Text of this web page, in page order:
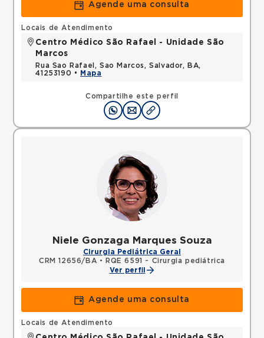
Agende uma consulta
Compartilhe este perfil
Locais de Atendimento
Centro Médico São Rafael - Unidade São
Marcos
Rua Sao Rafael, Sao Marcos, Salvador, BA,
41253190 •
Mapa
Niele Gonzaga Marques Souza
Cirurgia Pediátrica Geral
CRM 12656/BA •
RQE 6591 - Cirurgia pediátrica
Ver perfil
Agende uma consulta
Locais de Atendimento